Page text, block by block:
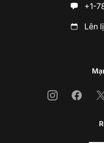
+1-
Lên
Instagram X